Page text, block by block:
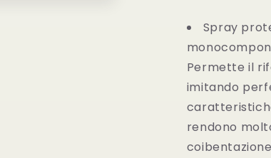
Spray
Permette il
imitando
rendono